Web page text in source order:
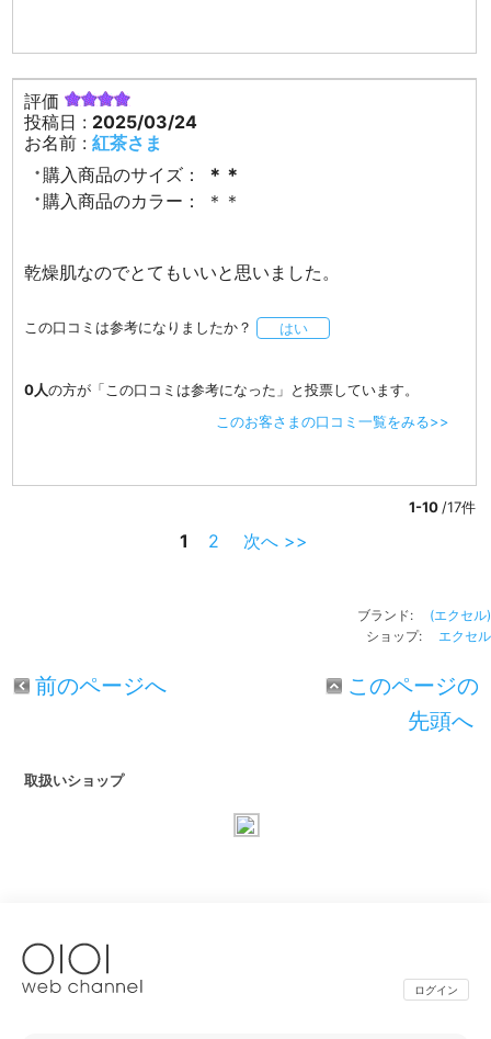
評価
投稿日 : 2025/03/24
お名前 :紅茶さま
購入商品のサイズ：
＊＊
購入商品のカラー：
＊＊
乾燥肌なのでとてもいいと思いました。
この口コミは参考になりましたか？ はい
0人の方が「この口コミは参考になった」と投票しています。
このお客さまの口コミ一覧をみる>>
1-10/17件
1 2 次へ >>
ブランド: (エクセル)
ショップ: エクセル
前のページへ
このページの
先頭へ
取扱いショップ
ログイン